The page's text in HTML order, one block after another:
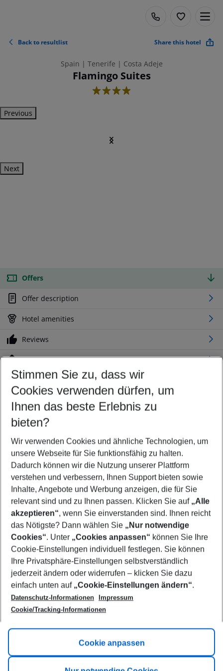
Back to resultlist Share this hotel
Spain | Tenerife | Costa Adeje
Flamingo Suites
4
Previous
Next
Offers
Offer description
Hotel amenities
Reviews
Location
Customize your offer
Find the perfect deal which suits your best
Your departure airport
Any airport
Select your date range
10/08/26–08/08/27 5-8 nights
Who will travel
2 adults No children
Show more filter
Footer
Footer navigation
Title A
Link A
Stimmen Sie zu, dass wir
Cookies verwenden dürfen, um
Ihnen das beste Erlebnis zu
bieten?
Wir verwenden Cookies und ähnliche Technologien, um
unsere Webseite für Sie funktionsfähig zu halten.
Dadurch können wir die Nutzung unserer Plattform
verstehen und verbessern, Ihnen Support bieten sowie
Inhalte, Angebote und Werbung anzeigen, die für Sie
relevant sind und zu Ihnen passen. Klicken Sie auf „Alle
akzeptieren“, wenn Sie einverstanden sind. Ihnen reicht
das Nötigste? Dann wählen Sie „Nur notwendige
Cookies“. Unter „Cookies anpassen“ können Sie Ihre
Cookie-Einstellungen individuell festlegen. Sie können
Ihre Privatsphäre-Einstellungen selbstverständlich
jederzeit ändern oder widerrufen – klicken Sie dazu
einfach unten auf „Cookie-Einstellungen ändern“.
Datenschutz-Informationen
Impressum
Cookie/Tracking-Informationen
Cookie anpassen